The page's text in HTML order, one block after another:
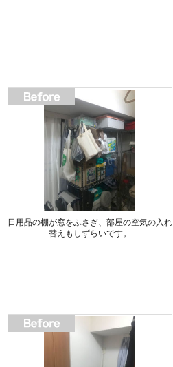
日用品の棚が窓をふさぎ、部屋の空気の入れ
替えもしずらいです。